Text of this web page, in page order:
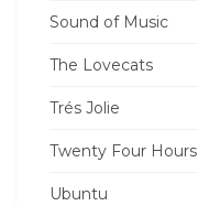
Sound of Music
The Lovecats
Trés Jolie
Twenty Four Hours
Ubuntu